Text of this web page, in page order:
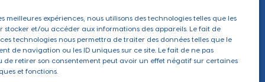
meilleures expériences, nous utilisons des technologies telles que les
stocker et/ou accéder aux informations des appareils. Le fait de
technologies nous permettra de traiter des données telles que le
de navigation ou les ID uniques sur ce site. Le fait de ne pas
de retirer son consentement peut avoir un effet négatif sur certaines
et fonctions.